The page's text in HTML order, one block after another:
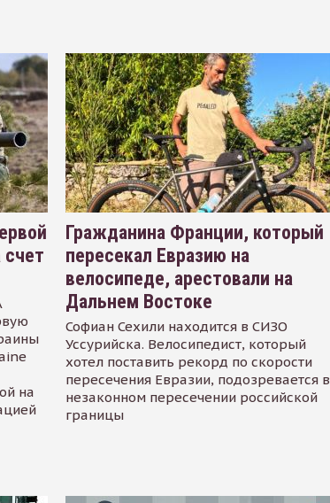
счет
на
Гражданина Франции, который
пересекал Евразию на
велосипеде, арестовали на
Дальнем Востоке
Софиан Сехили находится в СИЗО
Уссурийска. Велосипедист, который
хотел поставить рекорд по скорости
пересечения Евразии, подозревается в
незаконном пересечении российской
границы